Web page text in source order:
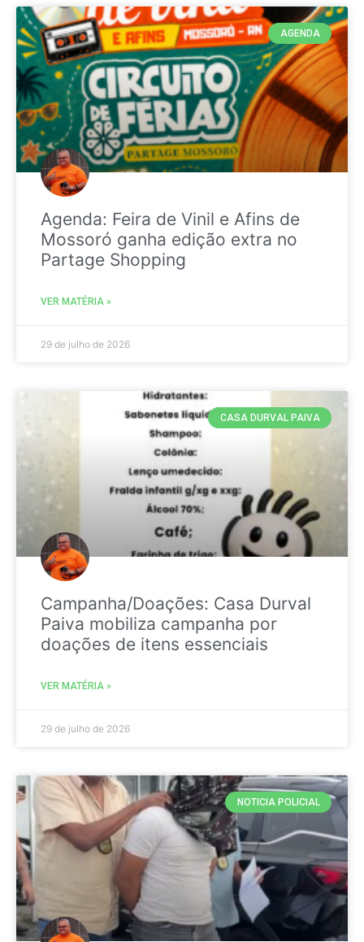
AGENDA
Agenda: Feira de Vinil e Afins de
Mossoró ganha edição extra no
Partage Shopping
VER MATÉRIA »
29 de julho de 2026
CASA DURVAL PAIVA
Campanha/Doações: Casa Durval
Paiva mobiliza campanha por
doações de itens essenciais
VER MATÉRIA »
29 de julho de 2026
NOTICIA POLICIAL